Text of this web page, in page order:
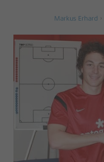
Markus Erhard ›